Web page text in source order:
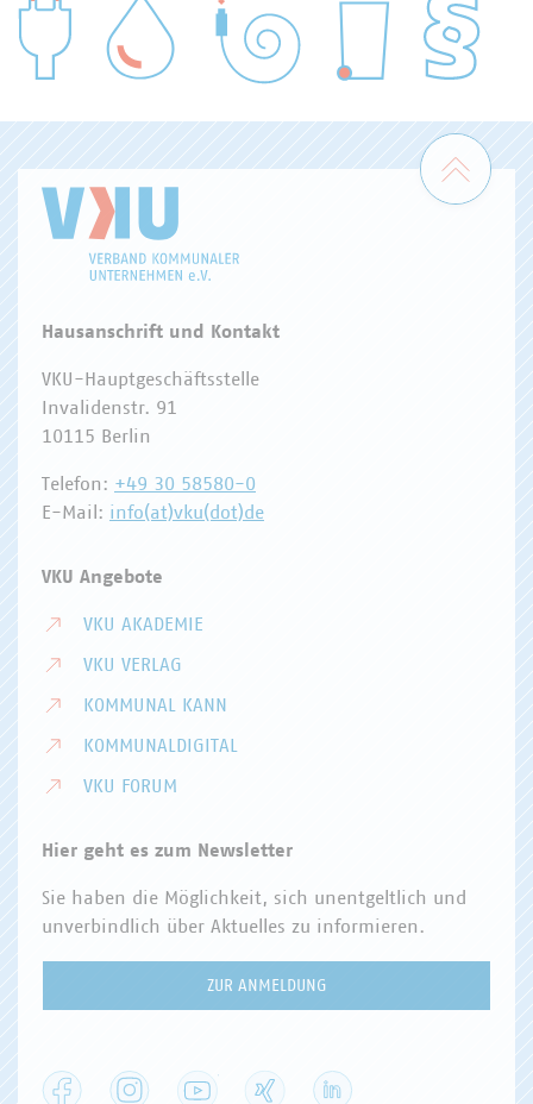
Zum
Hausanschrift und Kontakt
VKU-Hauptgeschäftsstelle
Invalidenstr. 91
10115 Berlin
Telefon: +49 30 58580-0
E-Mail: info(at)vku(dot)de
VKU Angebote
VKU AKADEMIE
VKU VERLAG
KOMMUNAL KANN
KOMMUNALDIGITAL
VKU FORUM
Hier geht es zum Newsletter
Sie haben die Möglichkeit, sich unentgeltlich und
unverbindlich über Aktuelles zu informieren.
ZUR ANMELDUNG
Facebook Instagram YouTube